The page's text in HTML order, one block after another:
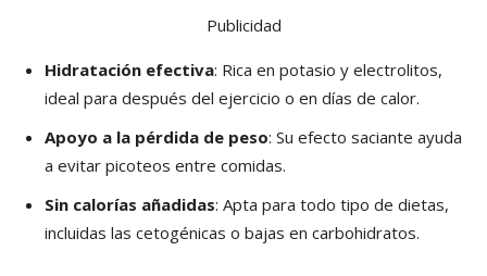
Publicidad
Hidratación efectiva: Rica en potasio y electrolitos,
ideal para después del ejercicio o en días de calor.
Apoyo a la pérdida de peso: Su efecto saciante ayuda
a evitar picoteos entre comidas.
Sin calorías añadidas: Apta para todo tipo de dietas,
incluidas las cetogénicas o bajas en carbohidratos.